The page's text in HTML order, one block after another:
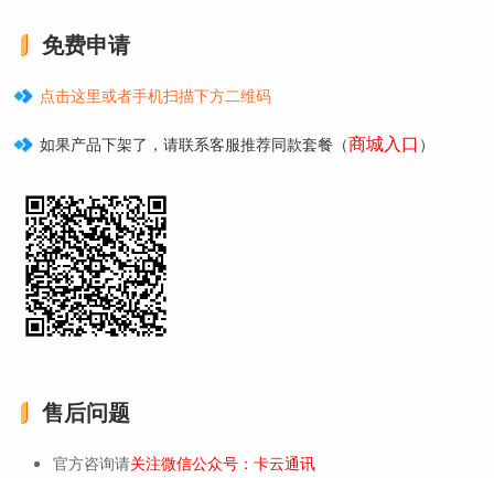
免费申请
点击这里或者手机扫描下方二维码
如果产品下架了，请联系客服推荐同款套餐（商城入口 ）
售后问题
官方咨询请关注微信公众号：卡云通讯